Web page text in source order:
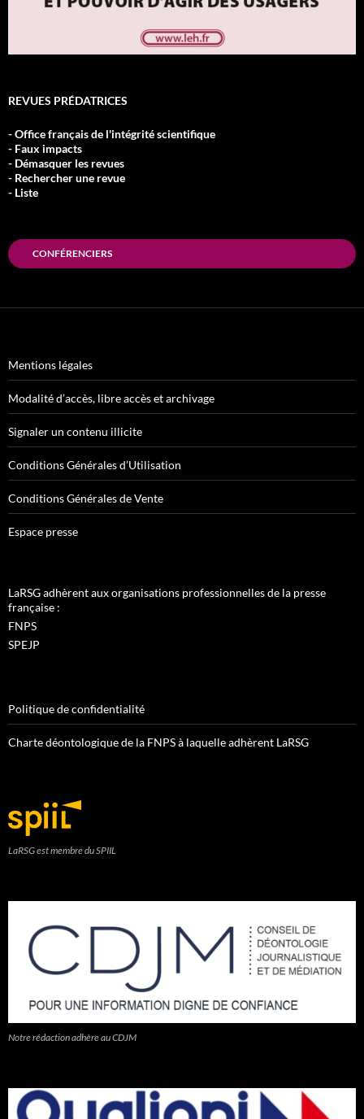
REVUES PRÉDATRICES
- Office français de l'intégrité scientifique
- Faux impacts
- Démasquer les revues
- Rechercher une revue
- Liste
CONFÉRENCIERS
Mentions légales
Modalité d’accès, libre accès et archivage
Signaler un contenu illicite
Conditions Générales d’Utilisation
Conditions Générales de Vente
Espace presse
LaRSG adhèrent aux organisations professionnelles de la presse
française :
FNPS
SPEJP
Politique de confidentialité
Charte déontologique de la FNPS à laquelle adhèrent LaRSG
LaRSG est membre du SPIIL
Notre rédaction adhère au CDJM